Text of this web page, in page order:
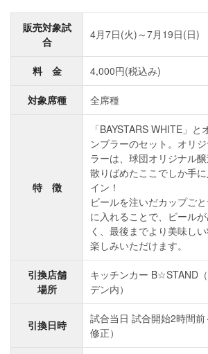
販売対象試
合
4月7日(火)～7月19日(日)
料 金 4,000円(税込み)
対象席種 全席種
特 徴
「BAYSTARS WHITE」
ンブラーのセット。オリ
ラーは、球団オリジナル
散りばめたここでしか手
イン！
ビールを注いだカップご
に入れることで、ビール
く、最後までより美味し
楽しみいただけます。
引換店舗
場所
キッチンカー B☆STAND
デン内）
引換日時 試合当日 試合開始2時間前
修正）